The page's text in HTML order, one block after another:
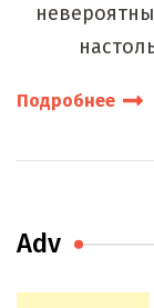
Подробнее
Adv